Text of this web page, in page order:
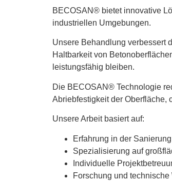
BECOSAN® bietet innovative
industriellen Umgebungen.
Unsere Behandlung verbessert
Haltbarkeit von
leistungsfähig bleiben.
Die BECOSAN® Technologie
Abriebfestigkeit der Oberfläche,
Unsere Arbeit basiert auf:
Erfahrung in der
Spezialisierung auf
Individuelle
Forschung und